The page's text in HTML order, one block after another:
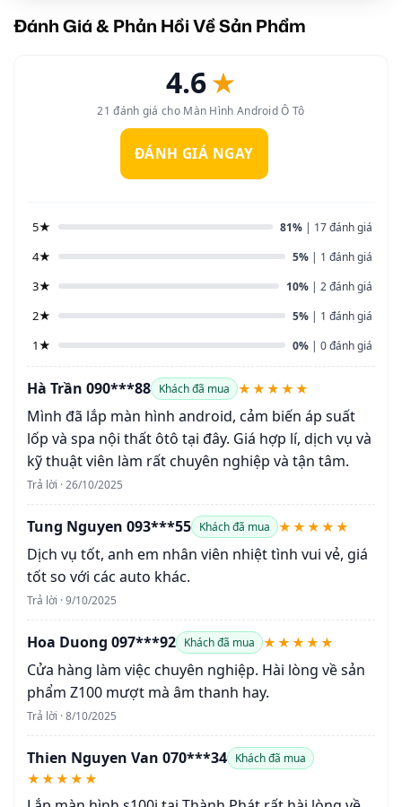
Đánh Giá & Phản Hồi Về Sản Phẩm
4.6★
21 đánh giá cho Màn Hình Android Ô Tô
ĐÁNH GIÁ NGAY
5★ 81% | 17 đánh giá
4★ 5% | 1 đánh giá
3★ 10% | 2 đánh giá
2★ 5% | 1 đánh giá
1★ 0% | 0 đánh giá
Hà Trần 090***88 Khách đã mua ★★★★★
Mình đã lắp màn hình android, cảm biến áp suất
lốp và spa nội thất ôtô tại đây. Giá hợp lí, dịch vụ và
kỹ thuật viên làm rất chuyên nghiệp và tận tâm.
Trả lời · 26/10/2025
Tung Nguyen 093***55 Khách đã mua ★★★★★
Dịch vụ tốt, anh em nhân viên nhiệt tình vui vẻ, giá
tốt so với các auto khác.
Trả lời · 9/10/2025
Hoa Duong 097***92 Khách đã mua ★★★★★
Cửa hàng làm việc chuyên nghiệp. Hài lòng về sản
phẩm Z100 mượt mà âm thanh hay.
Trả lời · 8/10/2025
Thien Nguyen Van 070***34 Khách đã mua
★★★★★